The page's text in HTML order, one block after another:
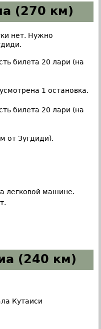
(270 км)
нет. Нужно
билета 20 лари (на
1 остановка.
билета 20 лари (на
от Зугдиди).
легковой машине.
(240 км)
Кутаиси